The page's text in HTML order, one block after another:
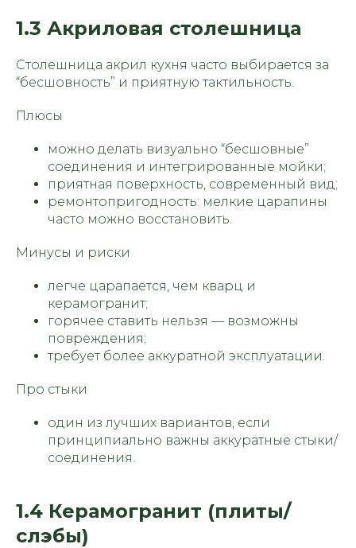
1.3 Акриловая столешница
Столешница акрил кухня часто выбирается за
“бесшовность” и приятную тактильность.
Плюсы
можно делать визуально “бесшовные”
соединения и интегрированные мойки;
приятная поверхность, современный вид;
ремонтопригодность: мелкие царапины
часто можно восстановить.
Минусы и риски
легче царапается, чем кварц и
керамогранит;
горячее ставить нельзя — возможны
повреждения;
требует более аккуратной эксплуатации.
Про стыки
один из лучших вариантов, если
принципиально важны аккуратные стыки/
соединения.
1.4 Керамогранит (плиты/
слэбы)